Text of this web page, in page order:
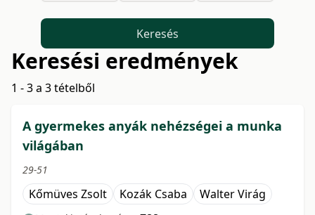
Keresés
Keresési eredmények
1 - 3 a 3 tételből
A gyermekes anyák nehézségei a munka
világában
29-51
Kőmüves Zsolt Kozák Csaba Walter Virág